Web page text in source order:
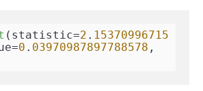
(statistic=2 . 15370996715
0 . 03970987897788578 ,